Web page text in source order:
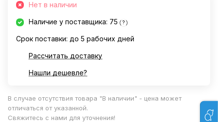
Нет в наличии
Наличие у поставщика: 75 ?
Срок поставки: до 5 рабочих дней
Рассчитать доставку
Нашли дешевле?
В случае отсутствия товара "В наличии" - цена может
отличаться от указанной.
Свяжитесь с нами для уточнения!